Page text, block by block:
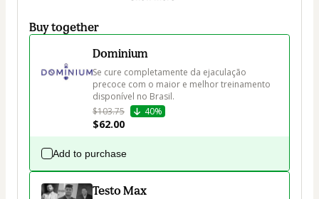
Buy together
Dominium
Se cure completamente da ejaculação
precoce com o maior e melhor treinamento
disponível no Brasil.
$103.75
40%
$62.00
Add to purchase
Testo Max